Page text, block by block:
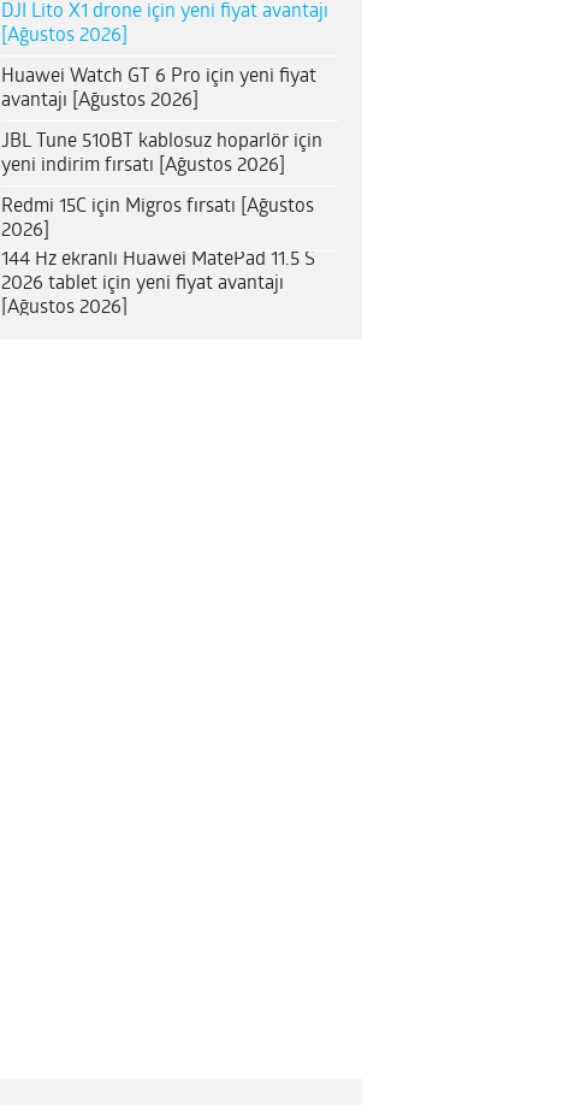
DJI Lito X1 drone için yeni fiyat avantajı
[Ağustos 2026]
Huawei Watch GT 6 Pro için yeni fiyat
avantajı [Ağustos 2026]
JBL Tune 510BT kablosuz hoparlör için
yeni indirim fırsatı [Ağustos 2026]
Redmi 15C için Migros fırsatı [Ağustos
2026]
144 Hz ekranlı Huawei MatePad 11.5 S
2026 tablet için yeni fiyat avantajı
[Ağustos 2026]